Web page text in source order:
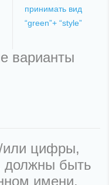
принимать вид
“green”+ “style”
варианты
или цифры,
должны быть
имени.